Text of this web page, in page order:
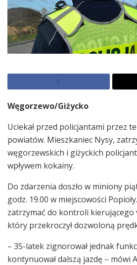
Węgorzewo/Giżycko
Uciekał przed policjantami przez
powiatów. Mieszkaniec Nysy,
węgorzewskich i giżyckich
wpływem kokainy.
Do zdarzenia doszło w miniony
godz. 19.00 w miejscowości
zatrzymać do kontroli kierującego
który przekroczył dozwoloną
– 35-latek zignorował jednak
kontynuował dalszą jazdę – mówi